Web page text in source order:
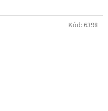
Kód: 6398